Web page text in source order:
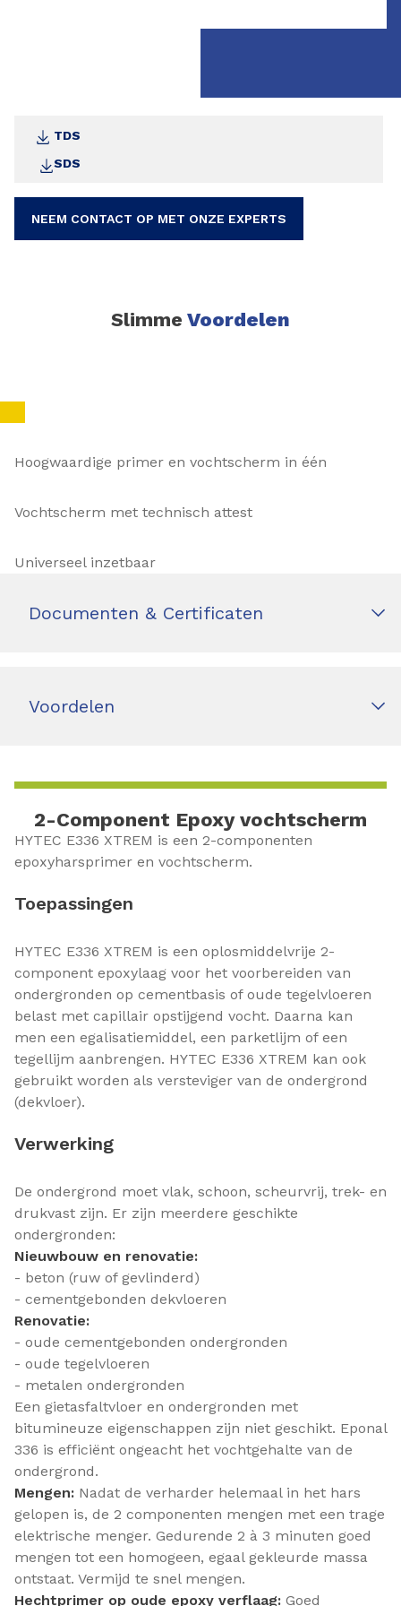
TDS
SDS
NEEM CONTACT OP MET ONZE EXPERTS
Neem tijdens verwerking de algehele
informatieblad voor aanvullende informatie. Het
op bostiksds.thewercs.com
Slimme Voordelen
Hoogwaardige primer en vochtscherm in één
Vochtscherm met technisch attest
Universeel inzetbaar
Documenten & Certificaten
Voordelen
2-Component Epoxy vochtscherm
HYTEC E336 XTREM is een 2-componenten
epoxyharsprimer en vochtscherm.
Toepassingen
HYTEC E336 XTREM is een oplosmiddelvrije 2-
component epoxylaag voor het voorbereiden van
ondergronden op cementbasis of oude tegelvloeren
belast met capillair opstijgend vocht. Daarna kan
men een egalisatiemiddel, een parketlijm of een
tegellijm aanbrengen. HYTEC E336 XTREM kan ook
gebruikt worden als versteviger van de ondergrond
(dekvloer).
Verwerking
De ondergrond moet vlak, schoon, scheurvrij, trek- en
drukvast zijn. Er zijn meerdere geschikte
ondergronden:
Nieuwbouw en renovatie:
- beton (ruw of gevlinderd)
- cementgebonden dekvloeren
Renovatie:
- oude cementgebonden ondergronden
- oude tegelvloeren
- metalen ondergronden
Een gietasfaltvloer en ondergronden met
bitumineuze eigenschappen zijn niet geschikt. Eponal
336 is efficiënt ongeacht het vochtgehalte van de
ondergrond.
Mengen: Nadat de verharder helemaal in het hars
gelopen is, de 2 componenten mengen met een trage
elektrische menger. Gedurende 2 à 3 minuten goed
mengen tot een homogeen, egaal gekleurde massa
ontstaat. Vermijd te snel mengen.
Hechtprimer op oude epoxy verflaag: Goed